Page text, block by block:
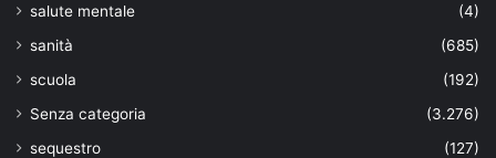
salute mentale
(4)
sanità
(685)
scuola
(192)
Senza categoria
(3.276)
sequestro
(127)